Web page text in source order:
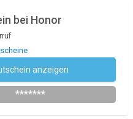
bei Honor
anzeigen
*******